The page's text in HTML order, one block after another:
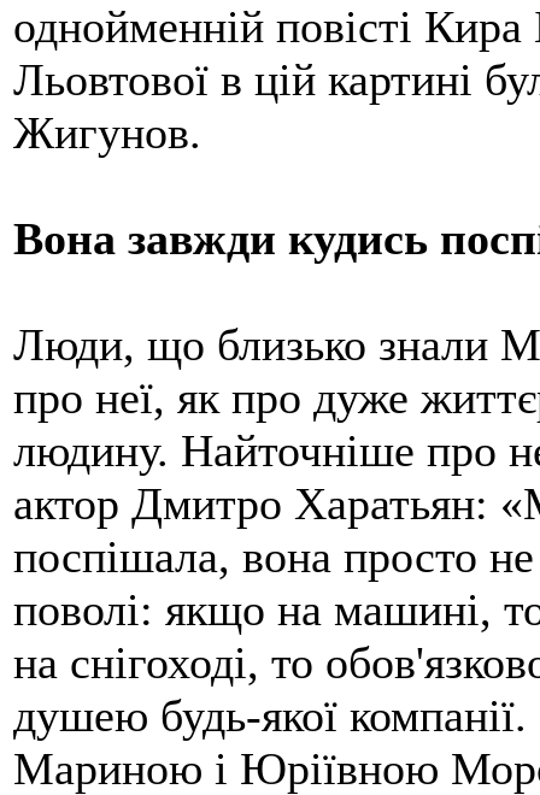
однойменній повісті
Льовтової в цій картині
Жигунов.
Вона завжди кудись
Люди, що близько знали
про неї, як про дуже
людину. Найточніше про
актор Дмитро Харатьян:
поспішала, вона просто
поволі: якщо на машині,
на снігоході, то
душею будь-якої
Мариною і Юріївною